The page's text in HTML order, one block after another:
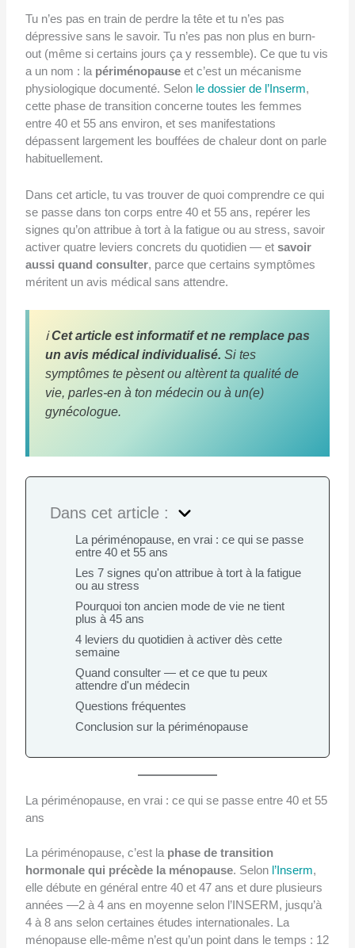
Tu n’es pas en train de perdre la tête et tu n’es pas
dépressive sans le savoir. Tu n’es pas non plus en burn-
out (même si certains jours ça y ressemble). Ce que tu vis
a un nom : la périménopauseet c’est un mécanisme
physiologique documenté. Selon le dossier de l’Inserm,
cette phase de transition concerne toutes les femmes
entre 40 et 55 ans environ, et ses manifestations
dépassent largement les bouffées de chaleur dont on parle
habituellement.
Dans cet article, tu vas trouver de quoi comprendre ce qui
se passe dans ton corps entre 40 et 55 ans, repérer les
signes qu’on attribue à tort à la fatigue ou au stress, savoir
activer quatre leviers concrets du quotidien — et savoir
aussi quand consulter, parce que certains symptômes
méritent un avis médical sans attendre.
ℹ️Cet article est informatif et ne remplace pas
un avis médical individualisé. Si tes
symptômes te pèsent ou altèrent ta qualité de
vie, parles-en à ton médecin ou à un(e)
gynécologue.
Dans cet article :
La périménopause, en vrai : ce qui se passe
entre 40 et 55 ans
Les 7 signes qu'on attribue à tort à la fatigue
ou au stress
Pourquoi ton ancien mode de vie ne tient
plus à 45 ans
4 leviers du quotidien à activer dès cette
semaine
Quand consulter — et ce que tu peux
attendre d'un médecin
Questions fréquentes
Conclusion sur la périménopause
La périménopause, en vrai : ce qui se passe entre 40 et 55
ans
La périménopause, c’est la phase de transition
hormonale qui précède la ménopause. Selon l’Inserm,
elle débute en général entre 40 et 47 ans et dure plusieurs
années —2 à 4 ans en moyenne selon l’INSERM, jusqu’à
4 à 8 ans selon certaines études internationales. La
ménopause elle-même n’est qu’un point dans le temps : 12